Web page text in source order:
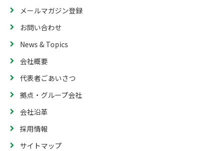
メールマガジン登録
お問い合わせ
News & Topics
会社概要
代表者ごあいさつ
拠点・グループ会社
会社沿革
採用情報
サイトマップ